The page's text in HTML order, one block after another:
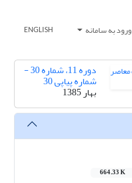
ورود به سامانه ENGLISH
دوره 11، شماره 30 -
شماره پیاپی 30
بهار 1385
664.33 K